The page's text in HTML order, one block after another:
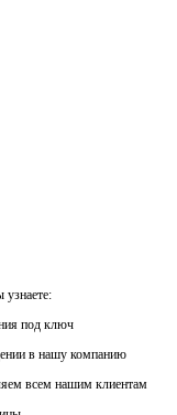
узнаете:
под ключ
в нашу компанию
всем нашим клиентам